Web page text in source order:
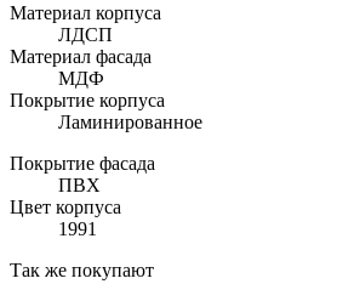
Материал корпуса
ЛДСП
Материал фасада
МДФ
Покрытие корпуса
Ламинированное
Покрытие фасада
ПВХ
Цвет корпуса
1991
Так же покупают